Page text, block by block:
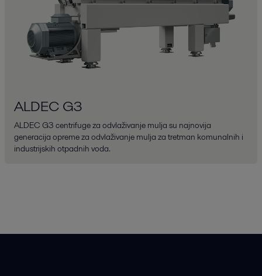
ALDEC G3
ALDEC G3 centrifuge za odvlaživanje mulja su najnovija
generacija opreme za odvlaživanje mulja za tretman komunalnih i
industrijskih otpadnih voda.